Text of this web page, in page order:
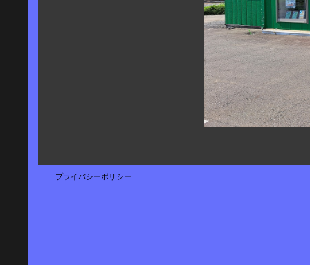
プライバシーポリシー